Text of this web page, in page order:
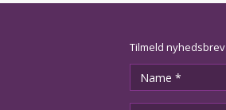
Tilmeld nyhedsbrev